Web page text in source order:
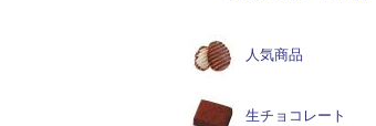
人気商品
生チョコレート